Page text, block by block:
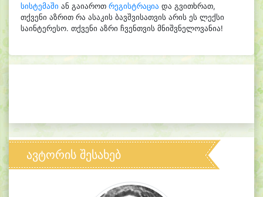
სისტემაში ან გაიაროთ რეგისტრაცია და გვითხრათ,
თქვენი აზრით რა ასაკის ბავშვისათვის არის ეს ლექსი
საინტერესო. თქვენი აზრი ჩვენთვის მნიშვნელოვანია!
ავტორის შესახებ